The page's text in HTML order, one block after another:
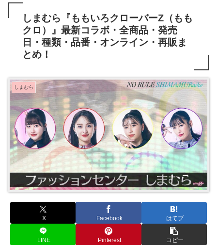
しまむら『ももいろクローバーZ（もも
クロ）』最新コラボ・全商品・発売
日・種類・品番・オンライン・再販ま
とめ！
しまむら
X Facebook はてブ
LINE Pinterest コピー